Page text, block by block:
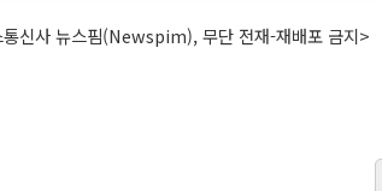
신사 뉴스핌(Newspim), 무단 전재-재배포 금지>